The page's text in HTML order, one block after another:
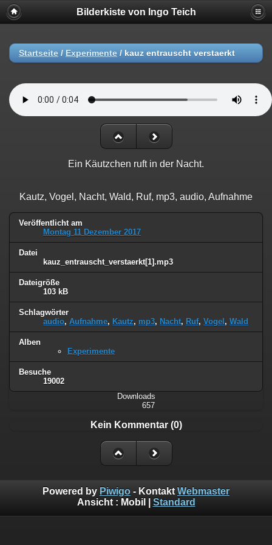
Bilderkiste von Ingo Teich
Startseite / Experimente / kauz entrauscht verstaerkt
Ein Käutzchen ruft in der Nacht.
Kautz, Vogel, Nacht, Wald, Ruf, mp3, audio, Aufnahme
Veröffentlicht am
Montag 11 Dezember 2017
Datei
kauz_entrauscht_verstaerkt[1].mp3
Dateigröße
103 kB
Schlagwörter
audio, Aufnahme, Kautz, mp3, Nacht, Ruf, Vogel , Wald
Alben
Experimente
Besuche
19002
Downloads
657
Kein Kommentar (0)
Powered by Piwigo - KontaktWebmaster
Ansicht : Mobil Standard